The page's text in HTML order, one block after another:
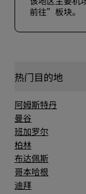
前往”板块。
热门目的地
阿姆斯特丹
曼谷
班加罗尔
柏林
布达佩斯
哥本哈根
迪拜